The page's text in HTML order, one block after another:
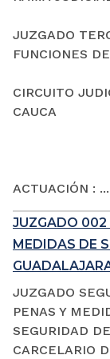
JUZGADO
FUNCIONES
CIRCUITO
CAUCA
ACTUACIÓN : ...
JUZGADO 002
MEDIDAS DE
JUZGADO
PENAS Y
SEGURIDAD
CARCELARIO